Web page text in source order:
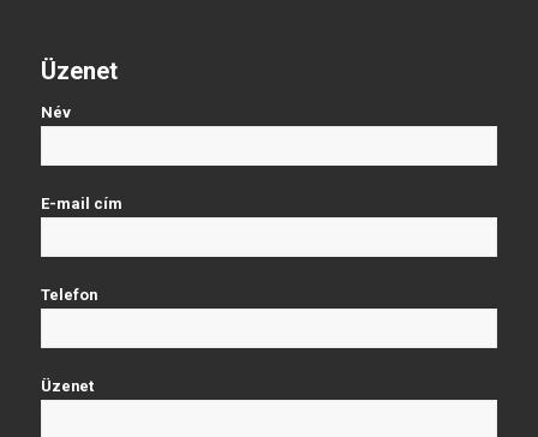
Üzenet
Név
E-mail cím
Telefon
Üzenet